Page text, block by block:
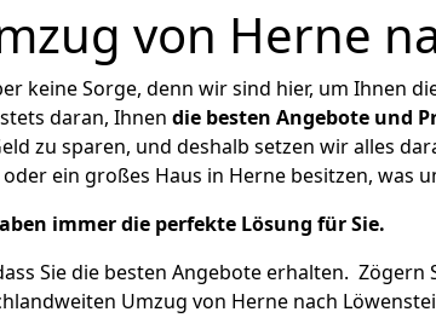
von Herne
keine Sorge, denn wir sind hier, um Ihnen
daran, Ihnen die besten Angebote und
zu sparen, und deshalb setzen wir alles
ein großes Haus in Herne besitzen, was
immer die perfekte Lösung für Sie.
Sie die besten Angebote erhalten. Zögern
Umzug von Herne nach